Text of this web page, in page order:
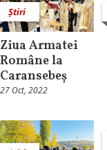
Știri
Ziua Armatei
Române la
Caransebeș
27 Oct, 2022